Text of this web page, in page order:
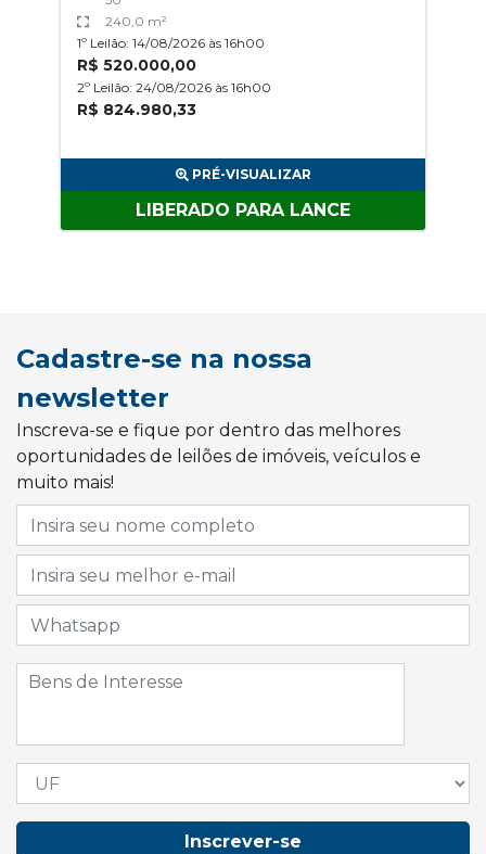
240,0 m²
1º Leilão: 14/08/2026 às 16h00
R$ 520.000,00
2º Leilão: 24/08/2026 às 16h00
R$ 824.980,33
PRÉ-VISUALIZAR
LIBERADO PARA LANCE
Cadastre-se na nossa
newsletter
Inscreva-se e fique por dentro das melhores
oportunidades de leilões de imóveis, veículos e
muito mais!
Inscrever-se